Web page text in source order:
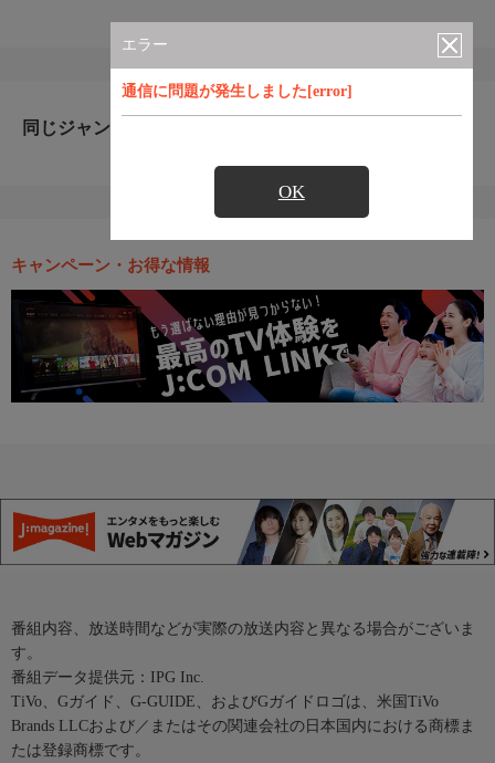
エラー
通信に問題が発生しました[error]
OK
同じジャンルのおすすめ番組
キャンペーン・お得な情報
番組内容、放送時間などが実際の放送内容と異なる場合がございま
す。
番組データ提供元：IPG Inc.
TiVo、Gガイド、G-GUIDE、およびGガイドロゴは、米国TiVo
Brands LLCおよび／またはその関連会社の日本国内における商標ま
たは登録商標です。